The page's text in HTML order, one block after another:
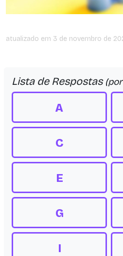
atualizado em 3 de novembro de
Lista de Respostas
A
C
E
G
I